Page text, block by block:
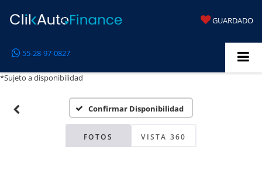
GUARDADO
55-28-97-0827
*Sujeto a disponibilidad
Confirmar Disponibilidad
FOTOS VISTA 360
Disponibles
Por favor, revise luego